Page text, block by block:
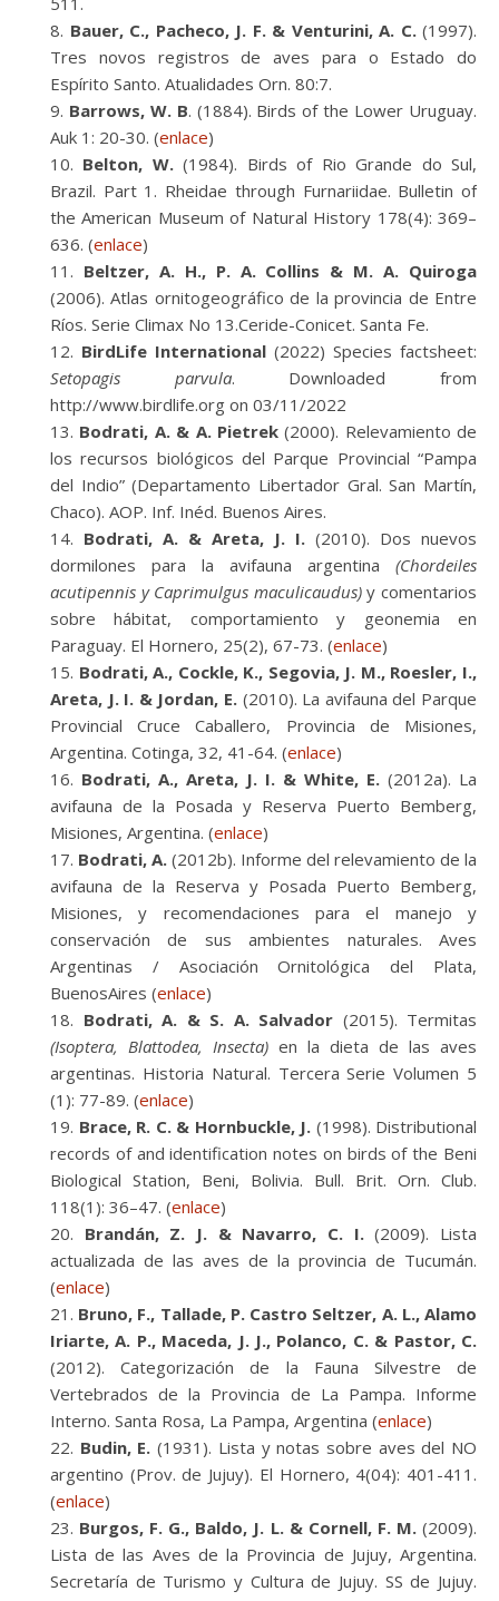
Bauer, C., Pacheco, J. F. & Venturini, A. C.(1997).
Tres novos registros de aves para o Estado do
Espírito Santo. Atualidades Orn. 80:7.
Barrows, W. B. (1884). Birds of the Lower Uruguay.
Auk 1: 20-30. (enlace)
Belton, W.(1984). Birds of Rio Grande do Sul,
Brazil. Part 1. Rheidae through Furnariidae. Bulletin of
the American Museum of Natural History 178(4): 369–
636. (enlace)
Beltzer, A. H., P. A. Collins & M. A. Quiroga
(2006). Atlas ornitogeográfico de la provincia de Entre
Ríos. Serie Climax No 13.Ceride-Conicet. Santa Fe.
BirdLife International (2022) Species factsheet:
Setopagis parvula. Downloaded from
http://www.birdlife.org on 03/11/2022
Bodrati, A. & A. Pietrek(2000). Relevamiento de
los recursos biológicos del Parque Provincial “Pampa
del Indio” (Departamento Libertador Gral. San Martín,
Chaco). AOP. Inf. Inéd. Buenos Aires.
Bodrati, A. & Areta, J. I. (2010). Dos nuevos
dormilones para la avifauna argentina (Chordeiles
acutipennis y Caprimulgus maculicaudus)y comentarios
sobre hábitat, comportamiento y geonemia en
Paraguay. El Hornero, 25(2), 67-73. (enlace)
Bodrati, A., Cockle, K., Segovia, J. M., Roesler, I.,
Areta, J. I. & Jordan, E. (2010). La avifauna del Parque
Provincial Cruce Caballero, Provincia de Misiones,
Argentina. Cotinga, 32, 41-64. (enlace)
Bodrati, A., Areta, J. I. & White, E. (2012a). La
avifauna de la Posada y Reserva Puerto Bemberg,
Misiones, Argentina. (enlace)
Bodrati, A. (2012b). Informe del relevamiento de la
avifauna de la Reserva y Posada Puerto Bemberg,
Misiones, y recomendaciones para el manejo y
conservación de sus ambientes naturales. Aves
Argentinas / Asociación Ornitológica del Plata,
BuenosAires (enlace)
Bodrati, A. & S. A. Salvador (2015). Termitas
(Isoptera, Blattodea, Insecta) en la dieta de las aves
argentinas. Historia Natural. Tercera Serie Volumen 5
(1): 77-89. (enlace)
Brace, R. C. & Hornbuckle, J. (1998). Distributional
records of and identification notes on birds of the Beni
Biological Station, Beni, Bolivia. Bull. Brit. Orn. Club.
118(1): 36–47. (enlace)
Brandán, Z. J. & Navarro, C. I.(2009). Lista
actualizada de las aves de la provincia de Tucumán.
(enlace)
Bruno, F., Tallade, P. Castro Seltzer, A. L., Alamo
Iriarte, A. P., Maceda, J. J., Polanco, C. & Pastor, C.
(2012). Categorización de la Fauna Silvestre de
Vertebrados de la Provincia de La Pampa. Informe
Interno. Santa Rosa, La Pampa, Argentina (enlace)
Budin, E. (1931). Lista y notas sobre aves del NO
argentino (Prov. de Jujuy). El Hornero, 4(04): 401-411.
(enlace)
Burgos, F. G., Baldo, J. L. & Cornell, F. M.(2009).
Lista de las Aves de la Provincia de Jujuy, Argentina.
Secretaría de Turismo y Cultura de Jujuy. SS de Jujuy.